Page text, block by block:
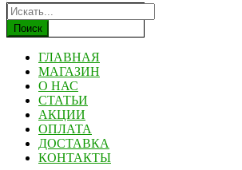
Поиск
ГЛАВНАЯ
МАГАЗИН
О НАС
СТАТЬИ
АКЦИИ
ОПЛАТА
ДОСТАВКА
КОНТАКТЫ